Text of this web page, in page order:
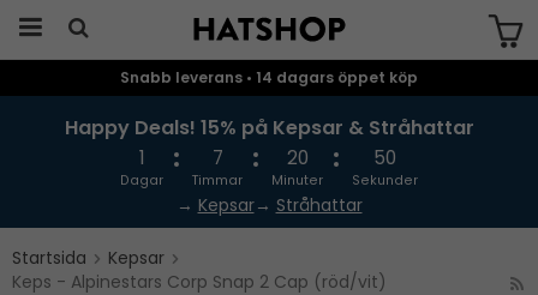
Snabb leverans • 14 dagars öppet köp
Happy Deals! 15% på Kepsar & Stråhattar
1
Dagar
7
Timmar
20
Minuter
49
Sekunder
→ Kepsar→ Stråhattar
Startsida
Kepsar
Keps - Alpinestars Corp Snap 2 Cap (röd/vit)